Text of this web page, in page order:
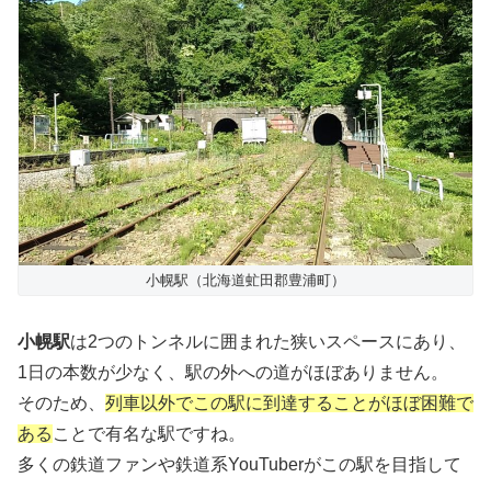
小幌駅（北海道虻田郡豊浦町）
小幌駅は2つのトンネルに囲まれた狭いスペースにあり、
1日の本数が少なく、駅の外への道がほぼありません。
そのため、 列車以外でこの駅に到達することがほぼ困難で
ある ことで有名な駅ですね。
多くの鉄道ファンや鉄道系YouTuberがこの駅を目指して